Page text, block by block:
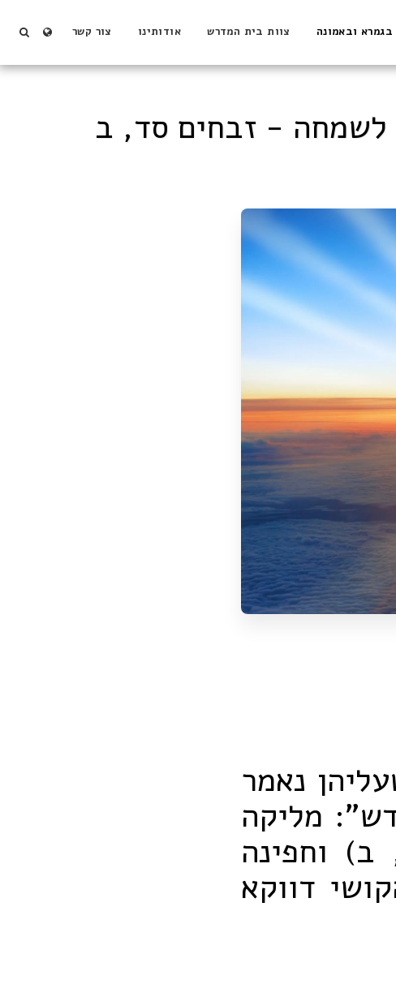
ובאמונה צוות בית המדרש אודותינו צור קשר
לשמחה - זבחים סד, ב
נאמר
מליקה
וחפינה
דווקא